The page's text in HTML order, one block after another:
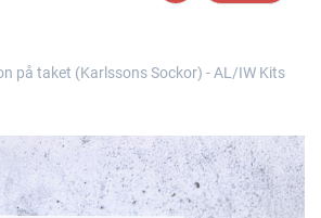
på taket (Karlssons Sockor) - AL/IW Kits